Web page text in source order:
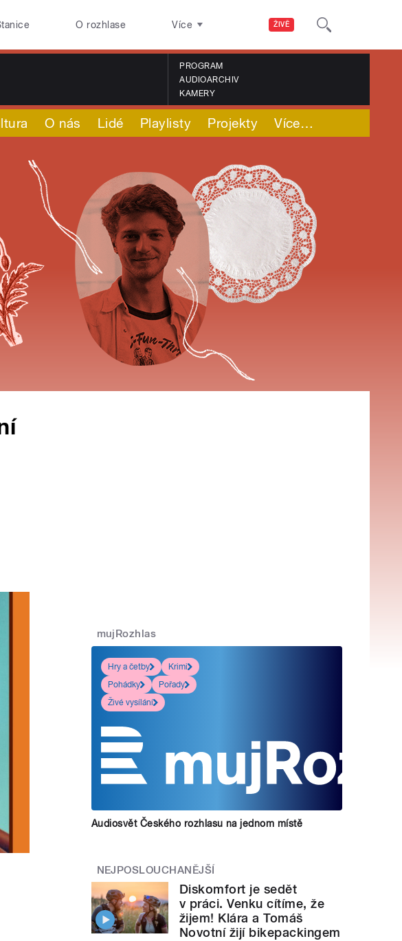
ŽIVĚ
O rozhlase Více
PROGRAM
AUDIOARCHIV
KAMERY
O nás Lidé Playlisty Projekty Více…
mujRozhlas
Hry a četby
Krimi
Pohádky
Pořady
Živé vysílání
Audiosvět Českého rozhlasu na jednom místě
NEJPOSLOUCHANĚJŠÍ
Diskomfort je sedět
v práci. Venku cítíme, že
žijem! Klára a Tomáš
Novotní žijí bikepackingem